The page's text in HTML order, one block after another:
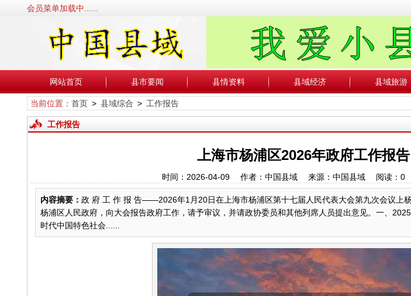
会员菜单加载中......
网站首页 县市要闻 县情资料 县域经济 县域旅游
当前位置： 首页> 县域综合 > 工作报告
工作报告
上海市杨浦区2026年政府工作报告
时间：2026-04-09 作者：中国县域 来源：中国县域 阅读： 0
内容摘要： 政 府 工 作 报 告——2026年1月20日在上海市杨浦区第十七届人民代表大会第九次会议上
杨浦区人民政府，向大会报告政府工作，请予审议，并请政协委员和其他列席人员提出意见。一、
时代中国特色社会......